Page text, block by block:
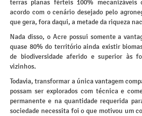
terras planas férteis 100%
acordo com o cenário desejado pelo
que gera, fora daqui, a metade da riqueza
Nada disso, o Acre possui somente a
quase 80% do território ainda existir
de biodiversidade aferido e superior às
vizinhos.
Todavia, transformar a única vantagem
possam ser explorados com técnica e
permanente e na quantidade requerida
sociedade necessita foi o que motivou um